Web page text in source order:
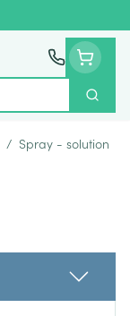
/ Spray - solution